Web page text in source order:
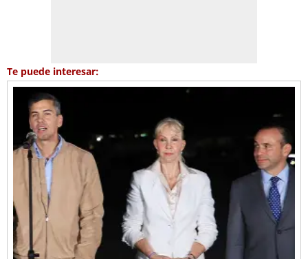
Te puede interesar: